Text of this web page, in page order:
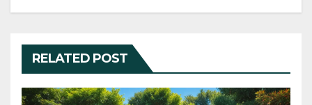
RELATED POST